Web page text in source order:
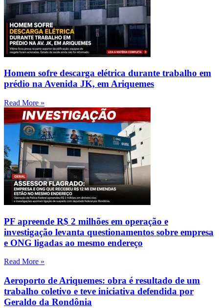
Homem sofre descarga elétrica durante trabalho em
prédio na Avenida JK, em Ariquemes
Read More »
PF apreende R$ 2 milhões em operação e
investigação levanta questionamentos sobre empresa
e ONG ligadas ao mesmo endereço
Read More »
Aeroporto de Ariquemes: obra é resultado de um
trabalho coletivo e teve iniciativa defendida por
Geraldo da Rondônia